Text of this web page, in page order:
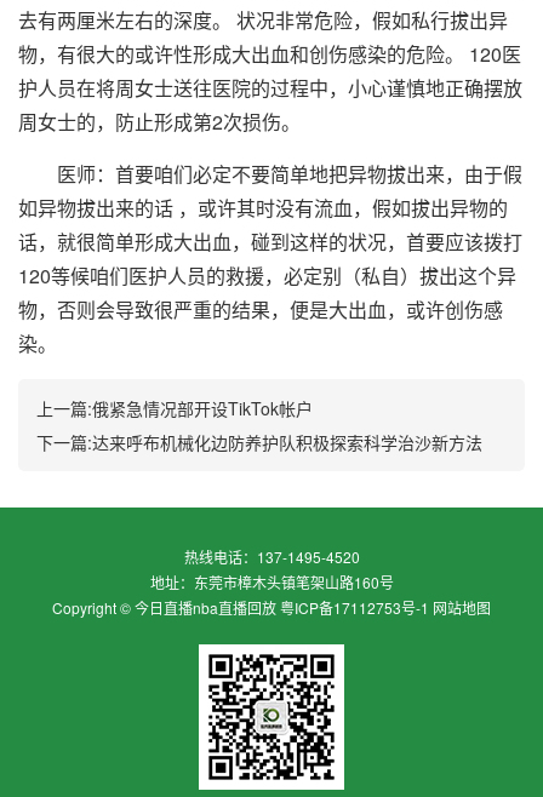
去有两厘米左右的深度。 状况非常危险，假如私行拔出异
物，有很大的或许性形成大出血和创伤感染的危险。 120医
护人员在将周女士送往医院的过程中，小心谨慎地正确摆放
周女士的，防止形成第2次损伤。
医师：首要咱们必定不要简单地把异物拔出来，由于假
如异物拔出来的话 ，或许其时没有流血，假如拔出异物的
话，就很简单形成大出血，碰到这样的状况，首要应该拨打
120等候咱们医护人员的救援，必定别（私自）拔出这个异
物，否则会导致很严重的结果，便是大出血，或许创伤感
染。
上一篇:俄紧急情况部开设TikTok帐户
下一篇:达来呼布机械化边防养护队积极探索科学治沙新方法
热线电话： 137-1495-4520
地址： 东莞市樟木头镇笔架山路160号
Copyright ©今日直播nba直播回放粤ICP备17112753号-1 网站地图